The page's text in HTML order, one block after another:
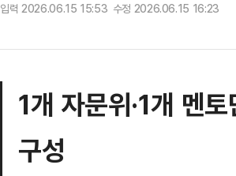
입력 2026.06.15 15:53 수정 2026.06.15 16:23
1개 자문위·1개 멘
구성